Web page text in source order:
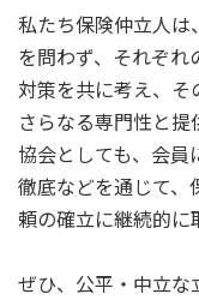
私たち保険仲立人
を問わず、それぞれ
対策を共に考え、そ
さらなる専門性と提
協会としても、会員
徹底などを通じて
頼の確立に継続的に
ぜひ、公平・中立な